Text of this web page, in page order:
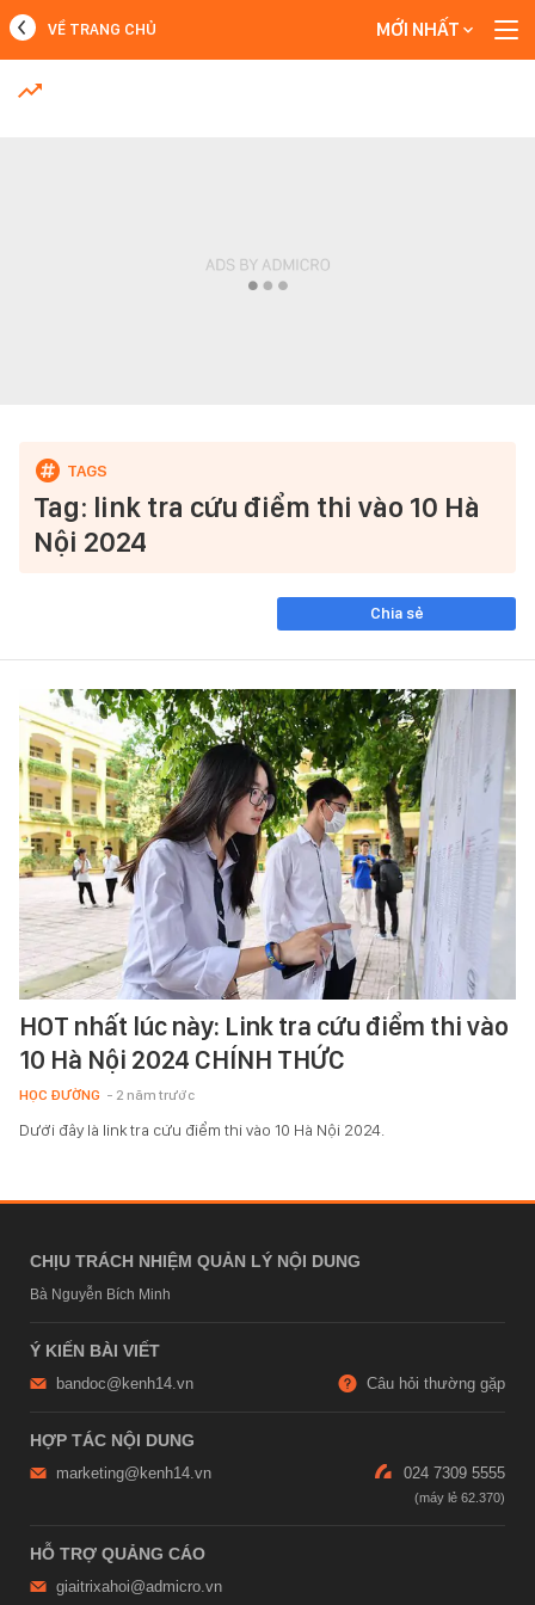
MỚI NHẤT
VỀ TRANG CHỦ MỚI NHẤT
Tag: link tra cứu điểm thi vào 10 Hà
Nội 2024
Chia sẻ
HOT nhất lúc này: Link tra cứu điểm thi vào
10 Hà Nội 2024 CHÍNH THỨC
HỌC ĐƯỜNG - 2 năm trước
Dưới đây là link tra cứu điểm thi vào 10 Hà Nội 2024.
CHỊU TRÁCH NHIỆM QUẢN LÝ NỘI DUNG
Bà Nguyễn Bích Minh
Ý KIẾN BÀI VIẾT
bandoc@kenh14.vn Câu hỏi thường gặp
HỢP TÁC NỘI DUNG
marketing@kenh14.vn 024 7309 5555
HỖ TRỢ QUẢNG CÁO
giaitrixahoi@admicro.vn